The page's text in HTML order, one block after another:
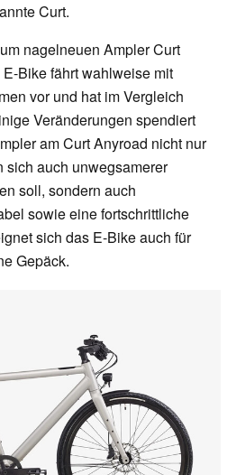
Curt.
nagelneuen Ampler Curt
Bike fährt wahlweise mit
vor und hat im Vergleich
Veränderungen spendiert
am Curt Anyroad nicht nur
sich auch unwegsamerer
soll, sondern auch
sowie eine fortschrittliche
sich das E-Bike auch für
Gepäck.